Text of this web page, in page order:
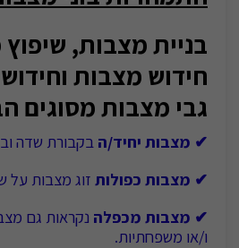
בניית מצבות,
חידוש מצבות
גבי מצבות מסוגים
✔ מצבות יחיד/ה בקבורת שדה
✔ מצבות כפולות זוג מצבות על
✔ מצבות מכפלה נקראות גם
ו/או משפחתיות.